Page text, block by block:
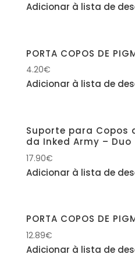
Adicionar à lista de
PORTA COPOS DE
4.20€
Adicionar à lista de
Suporte para Copos
da Inked Army – Duo
17.90€
Adicionar à lista de
PORTA COPOS DE
12.89€
Adicionar à lista de